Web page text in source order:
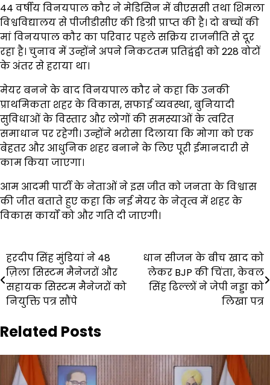
44 वर्षीय विनयपाल कौर ने मेडिसिन में बीएससी तथा शिमला
विश्वविद्यालय से पीजीडीसीए की डिग्री प्राप्त की है। दो बच्चों की
मां विनयपाल कौर का परिवार पहले सक्रिय राजनीति से दूर
रहा है। चुनाव में उन्होंने अपने निकटतम प्रतिद्वंद्वी को 228 वोटों
के अंतर से हराया था।
मेयर बनने के बाद विनयपाल कौर ने कहा कि उनकी
प्राथमिकता शहर के विकास, सफाई व्यवस्था, बुनियादी
सुविधाओं के विस्तार और लोगों की समस्याओं के त्वरित
समाधान पर रहेगी। उन्होंने भरोसा दिलाया कि मोगा को एक
बेहतर और आधुनिक शहर बनाने के लिए पूरी ईमानदारी से
काम किया जाएगा।
आम आदमी पार्टी के नेताओं ने इस जीत को जनता के विश्वास
की जीत बताते हुए कहा कि नई मेयर के नेतृत्व में शहर के
विकास कार्यों को और गति दी जाएगी।
Post
navigation
हरदीप सिंह मुंडियां ने 48
ज़िला सिस्टम मैनेजरों और
सहायक सिस्टम मैनेजरों को
नियुक्ति पत्र सौंपे
धान सीजन के बीच खाद को
लेकर BJP की चिंता, केवल
सिंह ढिल्लों ने जेपी नड्डा को
लिखा पत्र
Related Posts